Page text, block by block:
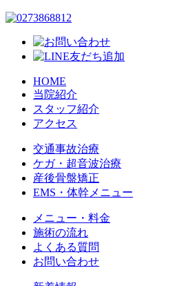
HOME
当院紹介
スタッフ紹介
アクセス
交通事故治療
ケガ・超音波治療
産後骨盤矯正
EMS・体幹メニュー
メニュー・料金
施術の流れ
よくある質問
お問い合わせ